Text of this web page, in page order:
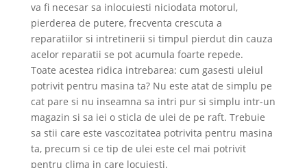
va fi necesar sa inlocuiesti niciodata motorul,
pierderea de putere, frecventa crescuta a
reparatiilor si intretinerii si timpul pierdut din cauza
acelor reparatii se pot acumula foarte repede.
Toate acestea ridica intrebarea: cum gasesti uleiul
potrivit pentru masina ta? Nu este atat de simplu pe
cat pare si nu inseamna sa intri pur si simplu intr-un
magazin si sa iei o sticla de ulei de pe raft. Trebuie
sa stii care este vascozitatea potrivita pentru masina
ta, precum si ce tip de ulei este cel mai potrivit
pentru clima in care locuiesti.